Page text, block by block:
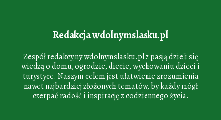
Redakcja wdolnymslasku.pl
Zespół redakcyjny wdolnymslasku.pl z pasją dzieli się
wiedzą o domu, ogrodzie, diecie, wychowaniu dzieci i
turystyce. Naszym celem jest ułatwienie zrozumienia
nawet najbardziej złożonych tematów, by każdy mógł
czerpać radość i inspirację z codziennego życia.